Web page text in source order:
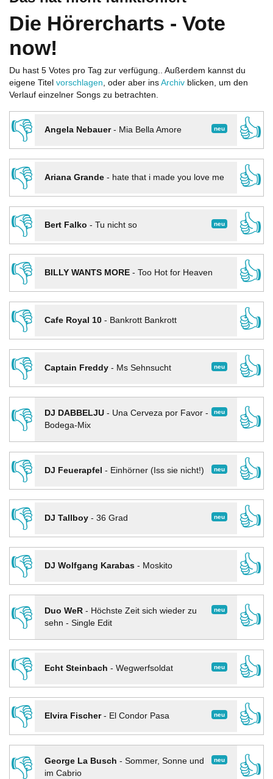
Die Hörercharts - Vote
now!
Du hast 5 Votes pro Tag zur verfügung.. Außerdem kannst du
eigene Titel vorschlagen, oder aber ins Archiv blicken, um den
Verlauf einzelner Songs zu betrachten.
👎 neu
Angela Nebauer- Mia Bella Amore
👍
👎
Ariana Grande- hate that i made you love me
👍
👎
neu
Bert Falko - Tu nicht so
👍
👎
BILLY WANTS MORE- Too Hot for Heaven
👍
👎
Cafe Royal 10- Bankrott Bankrott
👍
👎
neu
Captain Freddy- Ms Sehnsucht
👍
👎
neu
DJ DABBELJU- Una Cerveza por Favor -
Bodega-Mix
👍
👎
neu
DJ Feuerapfel - Einhörner (Iss sie nicht!)
👍
👎
neu
DJ Tallboy- 36 Grad
👍
👎
DJ Wolfgang Karabas- Moskito
👍
👎
neu
Duo WeR- Höchste Zeit sich wieder zu
sehn - Single Edit
👍
👎
neu
Echt Steinbach - Wegwerfsoldat
👍
👎
neu
Elvira Fischer- El Condor Pasa
👍
👎
neu
George La Busch - Sommer, Sonne und
im Cabrio
👍